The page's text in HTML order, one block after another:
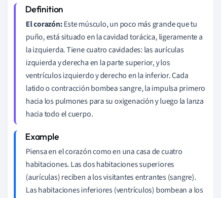
El corazón:Este músculo, un poco más grande que tu
puño, está situado en la cavidad torácica, ligeramente a
la izquierda. Tiene cuatro cavidades: las aurículas
izquierda y derecha en la parte superior, y los
ventrículos izquierdo y derecho en la inferior. Cada
latido o contracción bombea sangre, la impulsa primero
hacia los pulmones para su oxigenación y luego la lanza
hacia todo el cuerpo.
Piensa en el corazón como en una casa de cuatro
habitaciones. Las dos habitaciones superiores
(aurículas) reciben a los visitantes entrantes (sangre).
Las habitaciones inferiores (ventrículos) bombean a los